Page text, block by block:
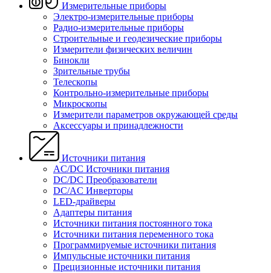
Измерительные приборы
Электро-измерительные приборы
Радио-измерительные приборы
Строительные и геодезические приборы
Измерители физических величин
Бинокли
Зрительные трубы
Телескопы
Контрольно-измерительные приборы
Микроскопы
Измерители параметров окружающей среды
Аксессуары и принадлежности
Источники питания
AC/DC Источники питания
DC/DC Преобразователи
DC/AC Инверторы
LED-драйверы
Адаптеры питания
Источники питания постоянного тока
Источники питания переменного тока
Программируемые источники питания
Импульсные источники питания
Прецизионные источники питания